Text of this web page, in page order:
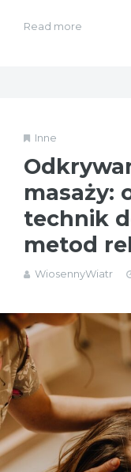
Read more
Inne
masaży:
technik
metod
WiosennyWiatr